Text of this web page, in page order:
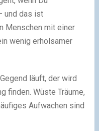
und das ist
Menschen mit einer
wenig erholsamer
läuft, der wird
finden. Wüste Träume,
Aufwachen sind